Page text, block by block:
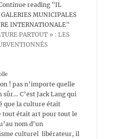
reading "IL
MUNICIPALES
INTERNATIONALE"
PARTOUT » : LES
! pas n’importe quelle
C’est Jack Lang qui
que la culture était
tout était art pour tout le
nom d’un
culturel libérateur, il